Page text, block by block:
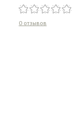
0 отзывов